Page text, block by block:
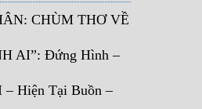
CHÙM THƠ VỀ
AI”: Đứng Hình –
– Hiện Tại Buồn –